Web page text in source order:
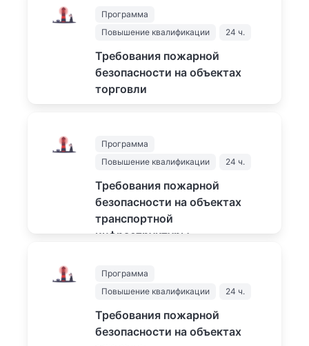
1500
Программа
Повышение квалификации
24 ч.
Требования пожарной
безопасности на объектах
торговли
Программа
Повышение квалификации
24 ч.
Требования пожарной
безопасности на объектах
транспортной
инфраструктуры
1500
Программа
Повышение квалификации
24 ч.
Требования пожарной
безопасности на объектах